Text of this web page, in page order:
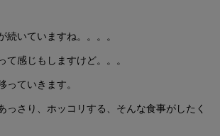
続いていますね。。。。
て感じもしますけど。。。
ていきます。
っさり、ホッコリする、そんな食事がしたく